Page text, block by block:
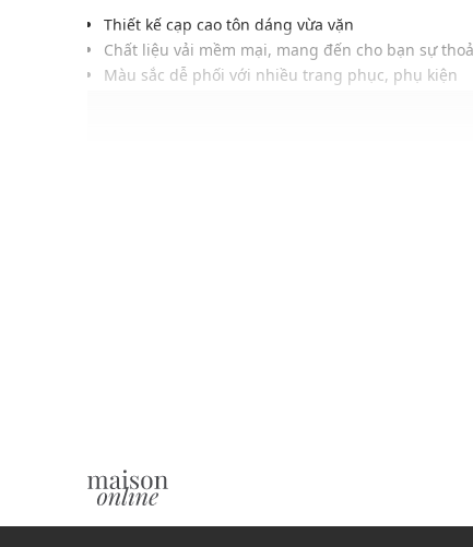
Thiết kế cạp cao tôn dáng vừa vặn
Chất liệu vải mềm mại, mang đến cho bạn sự
Màu sắc dễ phối với nhiều trang phục, phụ kiện